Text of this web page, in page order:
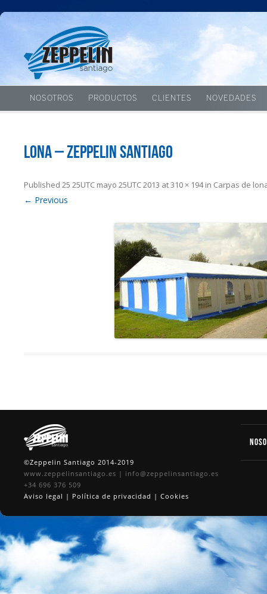
NOSOTROS PRODUCTOS CLIENTES NOVEDADES
lona – Zeppelin Santiago
Published 25 25UTC mayo 25UTC 2013 at310 × 194in Carpas de
← Previous
©Zeppelin Santiago 2014-2019
www.zeppelinsantiago.es | info@zeppelinsantiago.es
+34 696 376 509
Aviso legal | Política de privacidad | Cookies